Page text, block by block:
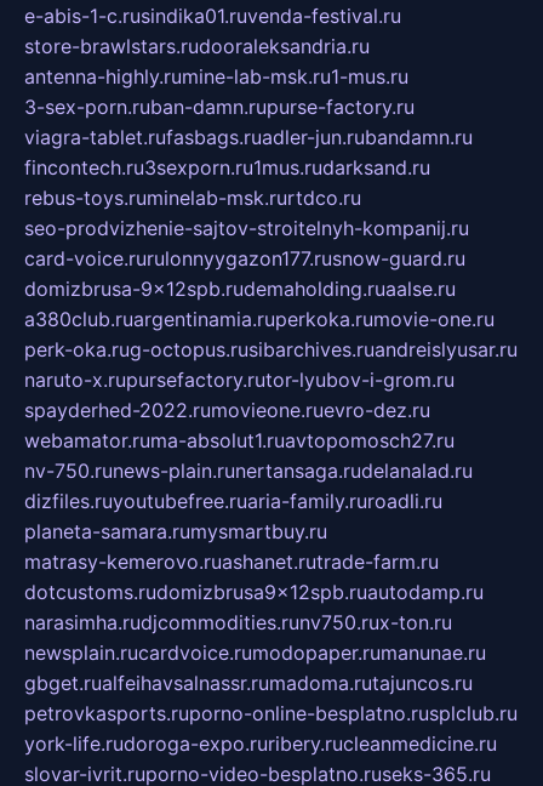
e-abis-1-c.rusindika01.ruvenda-festival.ru
store-brawlstars.rudooraleksandria.ru
antenna-highly.rumine-lab-msk.ru1-mus.ru
3-sex-porn.ruban-damn.rupurse-factory.ru
viagra-tablet.rufasbags.ruadler-jun.rubandamn.ru
fincontech.ru3sexporn.ru1mus.rudarksand.ru
rebus-toys.ruminelab-msk.rurtdco.ru
seo-prodvizhenie-sajtov-stroitelnyh-kompanij.ru
card-voice.rurulonnyygazon177.rusnow-guard.ru
domizbrusa-9x12spb.rudemaholding.ruaalse.ru
a380club.ruargentinamia.ruperkoka.rumovie-one.ru
perk-oka.rug-octopus.rusibarchives.ruandreislyusar.ru
naruto-x.rupursefactory.rutor-lyubov-i-grom.ru
spayderhed-2022.rumovieone.ruevro-dez.ru
webamator.ruma-absolut1.ruavtopomosch27.ru
nv-750.runews-plain.runertansaga.rudelanalad.ru
dizfiles.ruyoutubefree.ruaria-family.ruroadli.ru
planeta-samara.rumysmartbuy.ru
matrasy-kemerovo.ruashanet.rutrade-farm.ru
dotcustoms.rudomizbrusa9x12spb.ruautodamp.ru
narasimha.rudjcommodities.runv750.rux-ton.ru
newsplain.rucardvoice.rumodopaper.rumanunae.ru
gbget.rualfeihavsalnassr.rumadoma.rutajuncos.ru
petrovkasports.ruporno-online-besplatno.rusplclub.ru
york-life.rudoroga-expo.ruribery.rucleanmedicine.ru
slovar-ivrit.ruporno-video-besplatno.ruseks-365.ru